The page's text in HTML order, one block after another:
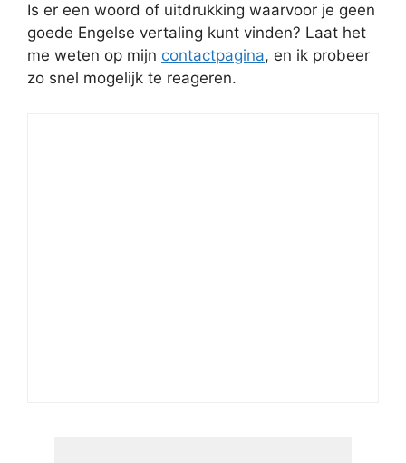
Is er een woord of uitdrukking waarvoor je geen
goede Engelse vertaling kunt vinden? Laat het
me weten op mijn contactpagina, en ik probeer
zo snel mogelijk te reageren.